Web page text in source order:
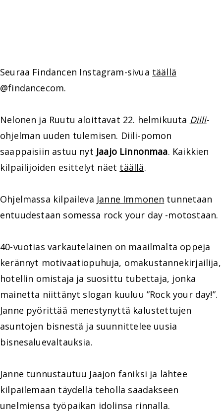
Seuraa Findancen Instagram-sivua täällä
@findancecom.
Nelonen ja Ruutu aloittavat 22. helmikuuta Diili-
ohjelman uuden tulemisen. Diili-pomon
saappaisiin astuu nyt Jaajo Linnonmaa. Kaikkien
kilpailijoiden esittelyt näet täällä.
Ohjelmassa kilpaileva Janne Immonen tunnetaan
entuudestaan somessa rock your day -motostaan.
40-vuotias varkautelainen on maailmalta oppeja
kerännyt motivaatiopuhuja, omakustannekirjailija,
hotellin omistaja ja suosittu tubettaja, jonka
mainetta niittänyt slogan kuuluu ”Rock your day!”.
Janne pyörittää menestynyttä kalustettujen
asuntojen bisnestä ja suunnittelee uusia
bisnesaluevaltauksia.
Janne tunnustautuu Jaajon faniksi ja lähtee
kilpailemaan täydellä teholla saadakseen
unelmiensa työpaikan idolinsa rinnalla.